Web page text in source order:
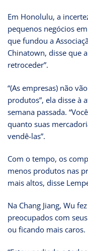
Em Honolulu, a
pequenos negócios
que fundou a
Chinatown, disse que
retroceder”.
“(As empresas) não
produtos”, ela disse à
semana passada.
quanto suas
vendê-las”.
Com o tempo, os
menos produtos nas
mais altos, disse
Na Chang Jiang, Wu
preocupados com
ou ficando mais caros.